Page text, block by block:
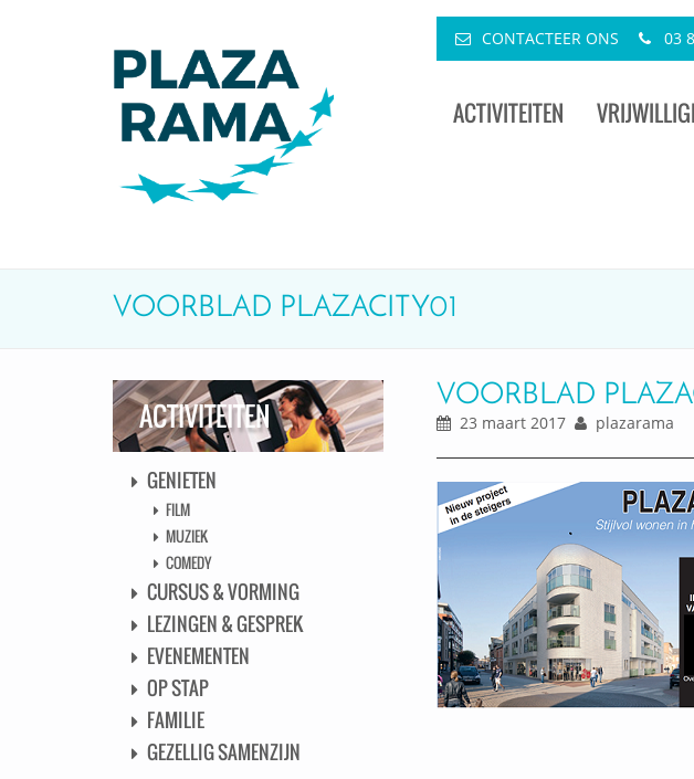
CONTACTEER ONS 03
ACTIVITEITEN
VOORBLAD PLAZACITY01
ACTIVITEITEN
GENIETEN
FILM
MUZIEK
COMEDY
CURSUS & VORMING
LEZINGEN & GESPREK
EVENEMENTEN
OP STAP
FAMILIE
GEZELLIG SAMENZIJN
VOORBLAD
23 maart 2017 plazarama